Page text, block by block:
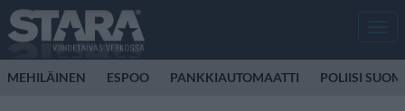
MEHILÄINEN ESPOO PANKKIAUTOMAATTI POLIISI